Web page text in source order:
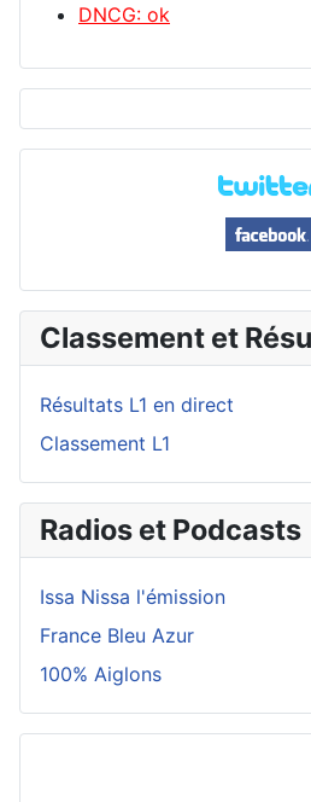
DNCG: ok
Classement et
Résultats L1 en direct
Classement L1
Radios et Podcasts
Issa Nissa l'émission
France Bleu Azur
100% Aiglons